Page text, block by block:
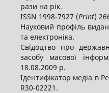
рази на рік.
ISSN 1998-7927 (Print)
Науковий профіль
та електроніка.
Свідоцтво про
засобу масової
18.08.2009 р.
Ідентифікатор медіа в
R30-02221.